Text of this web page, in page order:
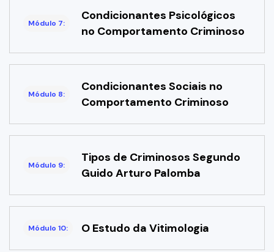
Módulo 7:
Condicionantes Psicológicos
no Comportamento Criminoso
Módulo 8:
Condicionantes Sociais no
Comportamento Criminoso
Módulo 9:
Tipos de Criminosos Segundo
Guido Arturo Palomba
Módulo 10: O Estudo da Vitimologia